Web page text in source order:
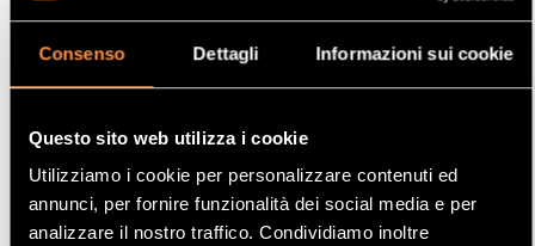
Consenso Dettagli Informazioni sui cookie
Questo sito web utilizza i cookie
Utilizziamo i cookie per personalizzare contenuti ed
annunci, per fornire funzionalità dei social media e per
analizzare il nostro traffico. Condividiamo inoltre
Mostrare Per pagina